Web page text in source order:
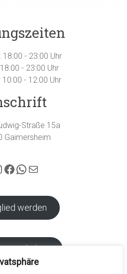
18:00 - 23:00 Uhr
- 23:00 Uhr
10:00 - 12:00 Uhr
Straße 15a
Gaimersheim
Gaimersheim auf Instagram
Facebook
WhatsApp
E-Mail
werden
Webshop